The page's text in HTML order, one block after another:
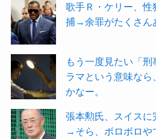
歌手Ｒ・ケリー、性
捕→余罪がたくさん
もう一度見たい「
ラマという意味な
かなー。
張本勲氏、スイスに
→そら、ボロボロや